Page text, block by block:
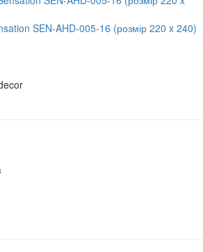
SEN-AHD-005-16 (розмір 220 x 240)